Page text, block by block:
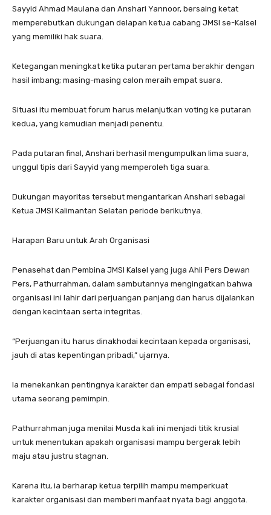
Sayyid Ahmad Maulana dan Anshari Yannoor, bersaing ketat
memperebutkan dukungan delapan ketua cabang JMSI se-Kalsel
yang memiliki hak suara.
Ketegangan meningkat ketika putaran pertama berakhir dengan
hasil imbang; masing-masing calon meraih empat suara.
Situasi itu membuat forum harus melanjutkan voting ke putaran
kedua, yang kemudian menjadi penentu.
Pada putaran final, Anshari berhasil mengumpulkan lima suara,
unggul tipis dari Sayyid yang memperoleh tiga suara.
Dukungan mayoritas tersebut mengantarkan Anshari sebagai
Ketua JMSI Kalimantan Selatan periode berikutnya.
Harapan Baru untuk Arah Organisasi
Penasehat dan Pembina JMSI Kalsel yang juga Ahli Pers Dewan
Pers, Pathurrahman, dalam sambutannya mengingatkan bahwa
organisasi ini lahir dari perjuangan panjang dan harus dijalankan
dengan kecintaan serta integritas.
“Perjuangan itu harus dinakhodai kecintaan kepada organisasi,
jauh di atas kepentingan pribadi,” ujarnya.
Ia menekankan pentingnya karakter dan empati sebagai fondasi
utama seorang pemimpin.
Pathurrahman juga menilai Musda kali ini menjadi titik krusial
untuk menentukan apakah organisasi mampu bergerak lebih
maju atau justru stagnan.
Karena itu, ia berharap ketua terpilih mampu memperkuat
karakter organisasi dan memberi manfaat nyata bagi anggota.